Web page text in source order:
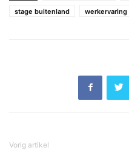
stage buitenland
Vorig artikel